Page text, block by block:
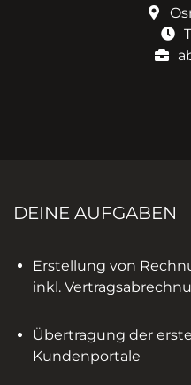
DEINE AUFGABEN
Erstellung von
inkl.
Übertragung der
Kundenportale